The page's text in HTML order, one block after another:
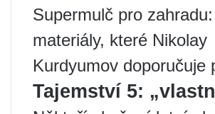
Supermulč pro zahradu:
materiály, které Nikolay
Kurdyumov doporučuje
Tajemství 5: